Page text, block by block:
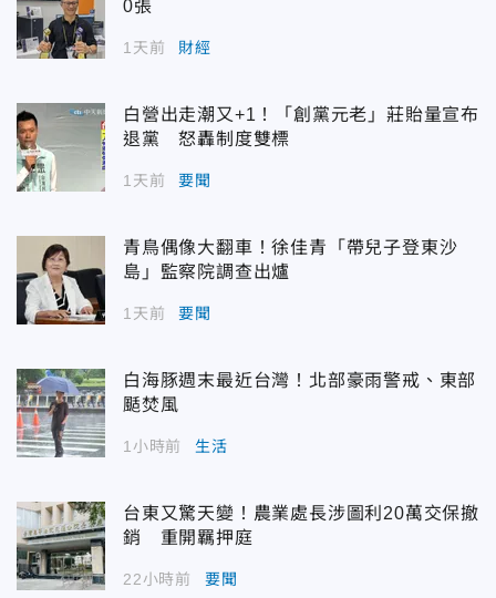
0張
1天前 財經
白營出走潮又+1！「創黨元老」莊貽量宣布
退黨 怒轟制度雙標
1天前 要聞
青鳥偶像大翻車！徐佳青「帶兒子登東沙
島」監察院調查出爐
1天前 要聞
白海豚週末最近台灣！北部豪雨警戒、東部
颳焚風
1小時前 生活
台東又驚天變！農業處長涉圖利20萬交保撤
銷 重開羈押庭
22小時前 要聞